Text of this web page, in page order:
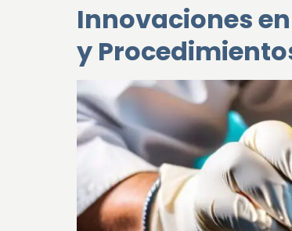
Innovaciones
y